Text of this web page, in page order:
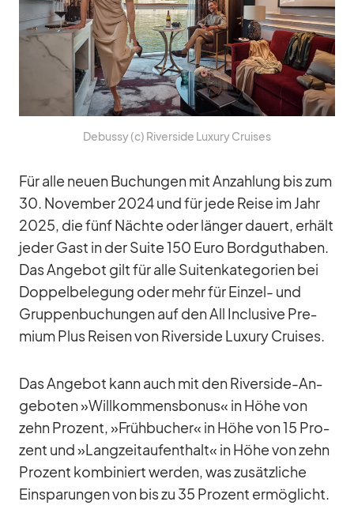
De­bussy (c) Ri­ver­side Lu­xury Crui­ses
Für alle neuen Bu­chun­gen mit An­zah­lung bis zum
30. No­vem­ber 2024 und für jede Reise im Jahr
2025, die fünf Nächte oder län­ger dau­ert, er­hält
je­der Gast in der Suite 150 Euro Bord­gut­ha­ben.
Das An­ge­bot gilt für alle Sui­ten­ka­te­go­rien bei
Dop­pel­be­le­gung oder mehr für Ein­zel- und
Grup­pen­bu­chun­gen auf den All In­clu­sive Pre­
mium Plus Rei­sen von Ri­ver­side Lu­xury Crui­ses.
Das An­ge­bot kann auch mit den Ri­ver­side-An­
ge­bo­ten »Will­kom­mens­bo­nus« in Höhe von
zehn Pro­zent, »Früh­bu­cher« in Höhe von 15 Pro­
zent und »Lang­zeit­auf­ent­halt« in Höhe von zehn
Pro­zent kom­bi­niert wer­den, was zu­sätz­li­che
Ein­spa­run­gen von bis zu 35 Pro­zent er­mög­licht.